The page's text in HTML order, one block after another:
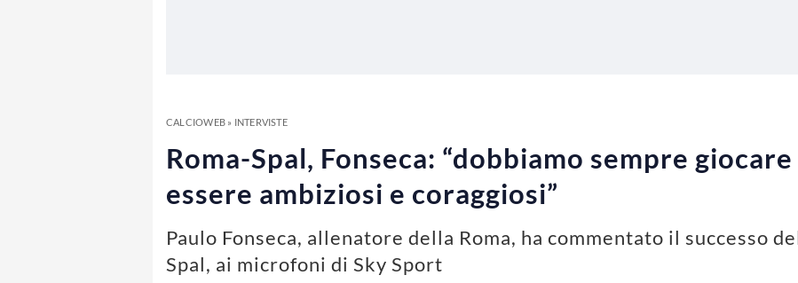
CALCIOWEB» INTERVISTE
Roma-Spal, Fonseca: “dobbiamo sempre
essere ambiziosi e coraggiosi”
Paulo Fonseca, allenatore della Roma, ha commentato il successo
Spal, ai microfoni di Sky Sport